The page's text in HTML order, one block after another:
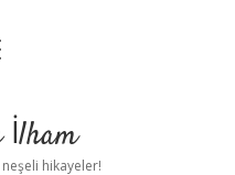
İlham
hikayeler!